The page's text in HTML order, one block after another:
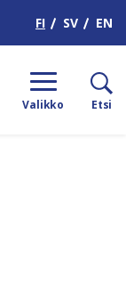
FI SV EN
Valikko Etsi